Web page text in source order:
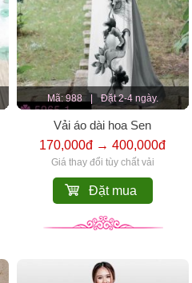
Mã: 988 | Đặt 2-4 ngày.
Vải áo dài hoa Sen
170,000đ → 400,000đ
Giá thay đổi tùy chất vải
Đặt mua